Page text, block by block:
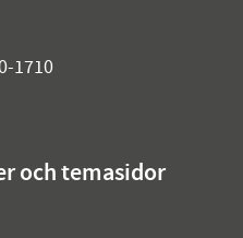
1710
och temasidor